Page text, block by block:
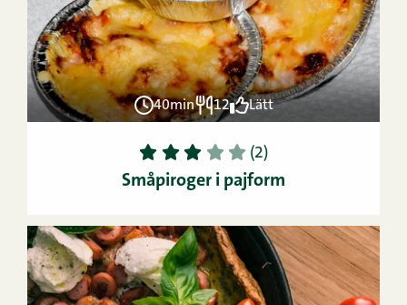
40min 12 Lätt
1 2 3 4 5 (2)
Småpiroger i pajform